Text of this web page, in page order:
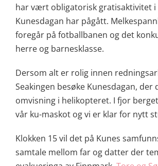
har vært obligatorisk gratisaktivitet i
Kunesdagan har pågått.
foregår på fotballbanen og det
herre og barnesklasse.
Dersom alt er rolig innen
Seakingen besøke Kunesdagan, der
omvisning i helikopteret. I fjor
vår ku-maskot og vi er klar for nytt
Klokken 15 vil det på Kunes
samtale mellom far og datter der